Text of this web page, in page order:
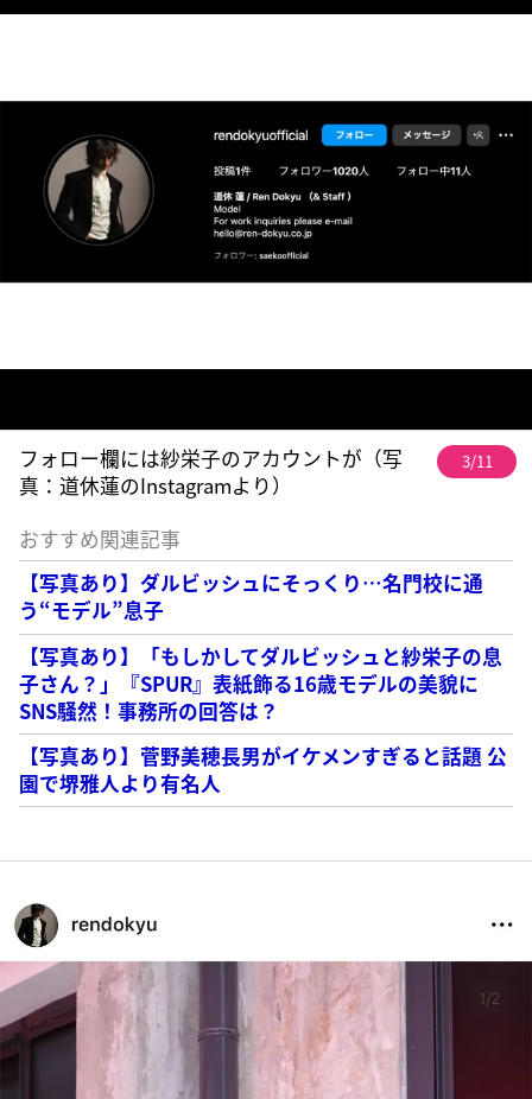
フォロー欄には紗栄子のアカウントが（写
真：道休蓮のInstagramより）
3/11
おすすめ関連記事
【写真あり】ダルビッシュにそっくり…名門校に通
う“モデル”息子
【写真あり】「もしかしてダルビッシュと紗栄子の息
子さん？」『SPUR』表紙飾る16歳モデルの美貌に
SNS騒然！事務所の回答は？
【写真あり】菅野美穂長男がイケメンすぎると話題 公
園で堺雅人より有名人